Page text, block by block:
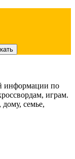
информации по
играм.
семье,